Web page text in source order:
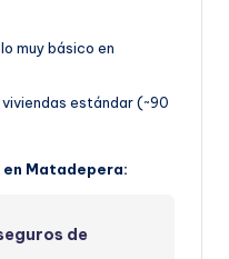
muy básico en
viviendas estándar (~90
en Matadepera:
de